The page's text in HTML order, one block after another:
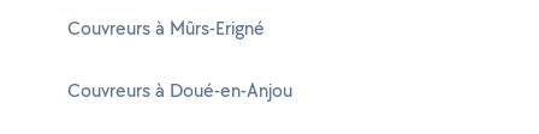
Couvreurs à Mûrs-Erigné
Couvreurs à Doué-en-Anjou